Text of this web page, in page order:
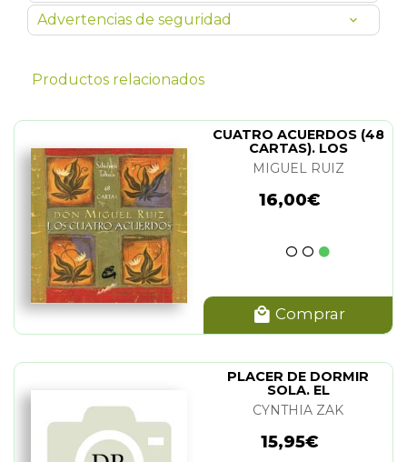
Advertencias de seguridad
Productos relacionados
CUATRO ACUERDOS (48
CARTAS). LOS
MIGUEL RUIZ
16,00€
Comprar
PLACER DE DORMIR
SOLA. EL
CYNTHIA ZAK
15,95€